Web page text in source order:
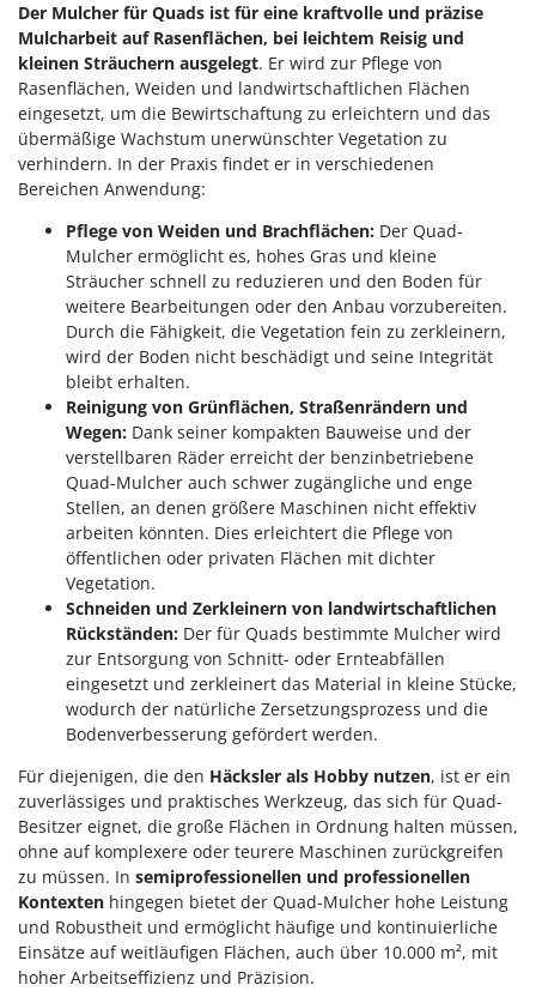
Tre Spade
Trev - Abrek - TecnoVIR
Trotec
Troy-Bilt
U
Unger
Verdemax
Vesco
Volpi
Waldner
Weber
WIDU
Wiper EcoRobot
Wolf Garten
Wortex
Worx
Yard Force
Z
Zanon
Zephir
ZGrills
Zodiac
Zomax
Der Mulcher für Quads ist für eine kraftvolle und präzise
Mulcharbeit auf Rasenflächen, bei leichtem Reisig und
kleinen Sträuchern ausgelegt. Er wird zur Pflege von
Rasenflächen, Weiden und landwirtschaftlichen Flächen
eingesetzt, um die Bewirtschaftung zu erleichtern und das
übermäßige Wachstum unerwünschter Vegetation zu
verhindern. In der Praxis findet er in verschiedenen
Bereichen Anwendung:
Pflege von Weiden und Brachflächen: Der Quad-
Mulcher ermöglicht es, hohes Gras und kleine
Sträucher schnell zu reduzieren und den Boden für
weitere Bearbeitungen oder den Anbau vorzubereiten.
Durch die Fähigkeit, die Vegetation fein zu zerkleinern,
wird der Boden nicht beschädigt und seine Integrität
bleibt erhalten.
Reinigung von Grünflächen, Straßenrändern und
Wegen: Dank seiner kompakten Bauweise und der
verstellbaren Räder erreicht der benzinbetriebene
Quad-Mulcher auch schwer zugängliche und enge
Stellen, an denen größere Maschinen nicht effektiv
arbeiten könnten. Dies erleichtert die Pflege von
öffentlichen oder privaten Flächen mit dichter
Vegetation.
Schneiden und Zerkleinern von landwirtschaftlichen
Rückständen: Der für Quads bestimmte Mulcher wird
zur Entsorgung von Schnitt- oder Ernteabfällen
eingesetzt und zerkleinert das Material in kleine Stücke,
wodurch der natürliche Zersetzungsprozess und die
Bodenverbesserung gefördert werden.
Für diejenigen, die den Häcksler als Hobby nutzen, ist er ein
zuverlässiges und praktisches Werkzeug, das sich für Quad-
Besitzer eignet, die große Flächen in Ordnung halten müssen,
ohne auf komplexere oder teurere Maschinen zurückgreifen
zu müssen. In semiprofessionellen und professionellen
Kontexten hingegen bietet der Quad-Mulcher hohe Leistung
und Robustheit und ermöglicht häufige und kontinuierliche
Einsätze auf weitläufigen Flächen, auch über 10.000 m², mit
hoher Arbeitseffizienz und Präzision.